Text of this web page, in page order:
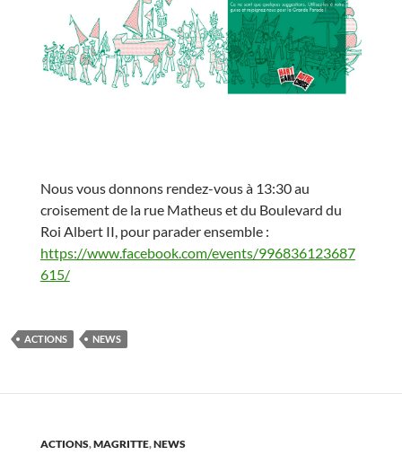
Nous vous donnons rendez-vous à 13:30au
croisement de la rue Matheus et du Boulevard du
Roi Albert II, pour parader ensemble :
https://www.facebook.com/events/996836123687
615/
ACTIONS NEWS
ACTIONS,MAGRITTE,NEWS